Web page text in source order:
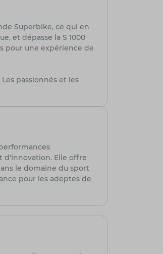
Superbike, ce qui en
et dépasse la S 1000
pour une expérience de
passionnés et les
d'innovation. Elle offre
le domaine du sport
pour les adeptes de